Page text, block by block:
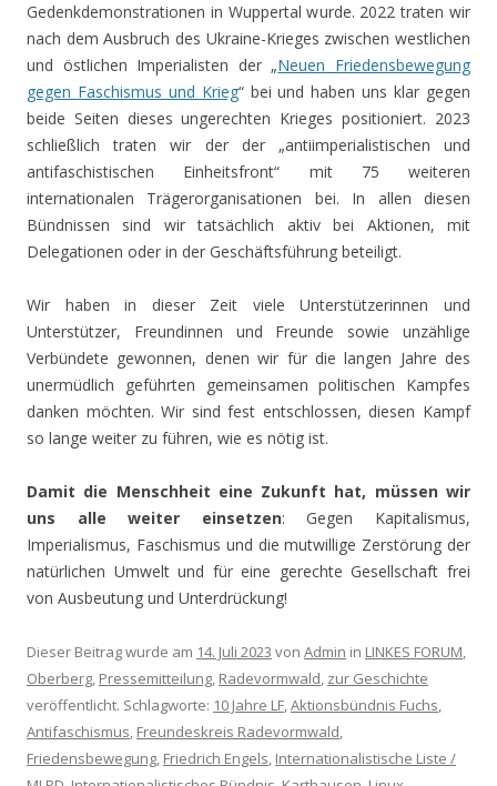
Gedenkdemonstrationen in Wuppertal wurde. 2022 traten wir
nach dem Ausbruch des Ukraine-Krieges zwischen westlichen
und östlichen Imperialisten der „Neuen Friedensbewegung
gegen Faschismus und Krieg“ bei und haben uns klar gegen
beide Seiten dieses ungerechten Krieges positioniert. 2023
schließlich traten wir der der „antiimperialistischen und
antifaschistischen Einheitsfront“ mit 75 weiteren
internationalen Trägerorganisationen bei. In allen diesen
Bündnissen sind wir tatsächlich aktiv bei Aktionen, mit
Delegationen oder in der Geschäftsführung beteiligt.
Wir haben in dieser Zeit viele Unterstützerinnen und
Unterstützer, Freundinnen und Freunde sowie unzählige
Verbündete gewonnen, denen wir für die langen Jahre des
unermüdlich geführten gemeinsamen politischen Kampfes
danken möchten. Wir sind fest entschlossen, diesen Kampf
so lange weiter zu führen, wie es nötig ist.
Damit die Menschheit eine Zukunft hat, müssen wir
uns alle weiter einsetzen: Gegen Kapitalismus,
Imperialismus, Faschismus und die mutwillige Zerstörung der
natürlichen Umwelt und für eine gerechte Gesellschaft frei
von Ausbeutung und Unterdrückung!
Dieser Beitrag wurde am 14. Juli 2023 von Admin in LINKES FORUM,
Oberberg, Pressemitteilung, Radevormwald, zur Geschichte
veröffentlicht. Schlagworte: 10 Jahre LF,Aktionsbündnis Fuchs,
Antifaschismus, Freundeskreis Radevormwald,
Friedensbewegung, Friedrich Engels, Internationalistische Liste /